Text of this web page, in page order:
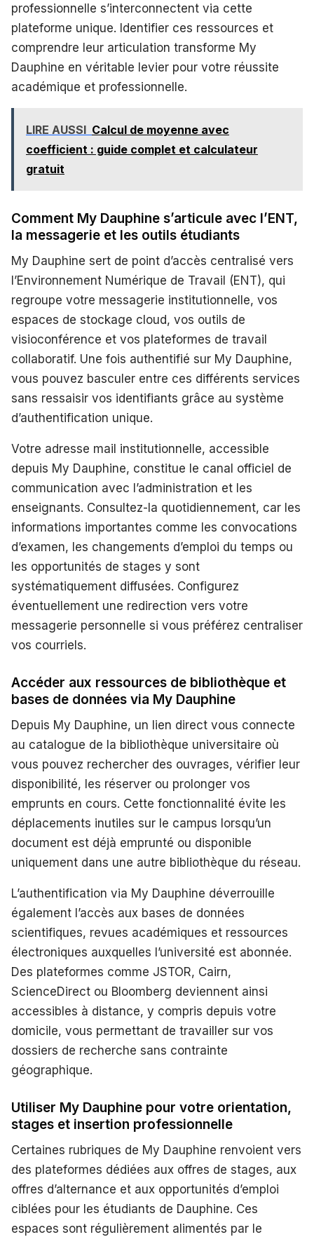
professionnelle s’interconnectent via cette
plateforme unique. Identifier ces ressources et
comprendre leur articulation transforme My
Dauphine en véritable levier pour votre réussite
académique et professionnelle.
LIRE AUSSI Calcul de moyenne avec
coefficient : guide complet et calculateur
gratuit
Comment My Dauphine s’articule avec l’ENT,
la messagerie et les outils étudiants
My Dauphine sert de point d’accès centralisé vers
l’Environnement Numérique de Travail (ENT), qui
regroupe votre messagerie institutionnelle, vos
espaces de stockage cloud, vos outils de
visioconférence et vos plateformes de travail
collaboratif. Une fois authentifié sur My Dauphine,
vous pouvez basculer entre ces différents services
sans ressaisir vos identifiants grâce au système
d’authentification unique.
Votre adresse mail institutionnelle, accessible
depuis My Dauphine, constitue le canal officiel de
communication avec l’administration et les
enseignants. Consultez-la quotidiennement, car les
informations importantes comme les convocations
d’examen, les changements d’emploi du temps ou
les opportunités de stages y sont
systématiquement diffusées. Configurez
éventuellement une redirection vers votre
messagerie personnelle si vous préférez centraliser
vos courriels.
Accéder aux ressources de bibliothèque et
bases de données via My Dauphine
Depuis My Dauphine, un lien direct vous connecte
au catalogue de la bibliothèque universitaire où
vous pouvez rechercher des ouvrages, vérifier leur
disponibilité, les réserver ou prolonger vos
emprunts en cours. Cette fonctionnalité évite les
déplacements inutiles sur le campus lorsqu’un
document est déjà emprunté ou disponible
uniquement dans une autre bibliothèque du réseau.
L’authentification via My Dauphine déverrouille
également l’accès aux bases de données
scientifiques, revues académiques et ressources
électroniques auxquelles l’université est abonnée.
Des plateformes comme JSTOR, Cairn,
ScienceDirect ou Bloomberg deviennent ainsi
accessibles à distance, y compris depuis votre
domicile, vous permettant de travailler sur vos
dossiers de recherche sans contrainte
géographique.
Utiliser My Dauphine pour votre orientation,
stages et insertion professionnelle
Certaines rubriques de My Dauphine renvoient vers
des plateformes dédiées aux offres de stages, aux
offres d’alternance et aux opportunités d’emploi
ciblées pour les étudiants de Dauphine. Ces
espaces sont régulièrement alimentés par le